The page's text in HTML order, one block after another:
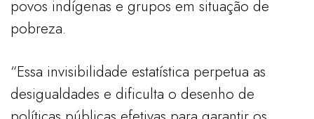
povos indígenas e grupos em situação de
pobreza.
“Essa invisibilidade estatística perpetua as
desigualdades e dificulta o desenho de